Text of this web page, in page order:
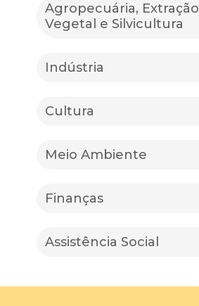
Agropecuária, Extração
Vegetal e Silvicultura
Indústria
Cultura
Meio Ambiente
Finanças
Assistência Social